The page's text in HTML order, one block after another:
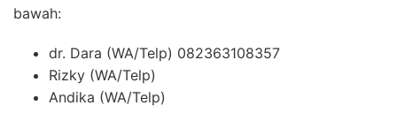
bawah:
dr. Dara (WA/Telp) 082363108357
Rizky (WA/Telp)
Andika (WA/Telp)